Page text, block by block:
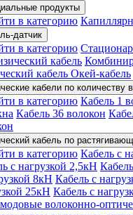
продукты
в категорию
датчик
в категорию
кабель
кабель Окей-кабель
кабели по количеству
в категорию Кабель 1
Кабель 36 волокон
кабель по
в категорию Кабель с
с нагрузкой 2,5кН
8кН Кабель с
25кН Кабель с
волоконно-